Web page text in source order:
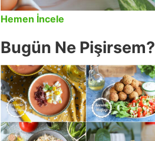
Hemen İncele
Bugün Ne Pişirsem?